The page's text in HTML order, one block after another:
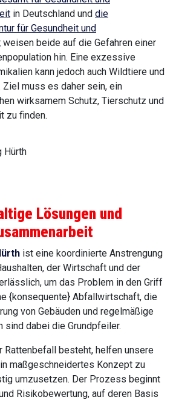
in Deutschland und die
für Gesundheit und
weisen beide auf die Gefahren einer
hin. Eine exzessive
kann jedoch auch Wildtiere und
Ziel muss es daher sein, ein
wirksamem Schutz, Tierschutz und
zu finden.
Lösungen und
ist eine koordinierte Anstrengung
der Wirtschaft und der
um das Problem in den Griff
{konsequente} Abfallwirtschaft, die
von Gebäuden und regelmäßige
sind dabei die Grundpfeiler.
Rattenbefall besteht, helfen unsere
maßgeschneidertes Konzept zu
umzusetzen. Der Prozess beginnt
Risikobewertung, auf deren Basis